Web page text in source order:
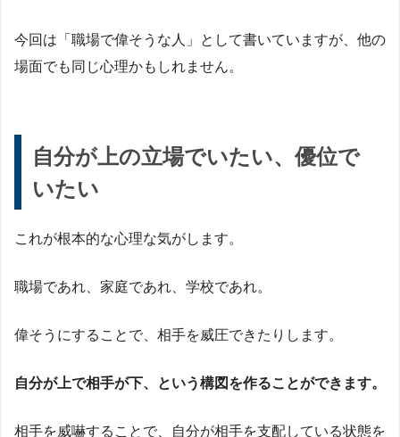
今回は「職場で偉そうな人」として書いていますが、他の
場面でも同じ心理かもしれません。
自分が上の立場でいたい、優位で
いたい
これが根本的な心理な気がします。
職場であれ、家庭であれ、学校であれ。
偉そうにすることで、相手を威圧できたりします。
自分が上で相手が下、という構図を作ることができます。
相手を威嚇することで、自分が相手を支配している状態を